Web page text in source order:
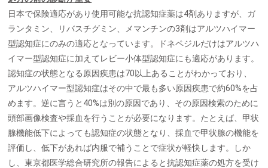
日本で保険適応があり使用可能な抗認知症薬は4剤ありますが、ガ
ランタミン、リバスチグミン、メマンチンの3剤はアルツハイマー
型認知症にのみの適応となっています。ドネペジルだけはアルツハ
イマー型認知症に加えてレビー小体型認知症にも適応があります。
認知症の状態となる原因疾患は70以上あることがわかっており、
アルツハイマー型認知症はその中で最も多い原因疾患で約60%を占
めます。逆に言うと40%は別の原因であり、その原因検索のために
頭部画像検査や採血を行うことが必要になります。たとえば、甲状
腺機能低下によっても認知症の状態となり、採血で甲状腺の機能を
評価し、低下があれば内服で補うことで症状が軽快します。しか
し、東京都医学総合研究所の報告によると抗認知症薬の処方を受け